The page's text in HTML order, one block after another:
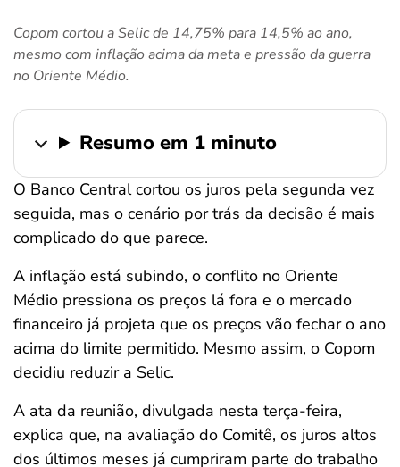
ferramentas
Copom cortou a Selic de 14,75% para 14,5% ao ano,
mesmo com inflação acima da meta e pressão da guerra
no Oriente Médio.
Resumo em 1 minuto
O Banco Central cortou os juros pela segunda vez
seguida, mas o cenário por trás da decisão é mais
complicado do que parece.
A inflação está subindo, o conflito no Oriente
Médio pressiona os preços lá fora e o mercado
financeiro já projeta que os preços vão fechar o ano
acima do limite permitido. Mesmo assim, o Copom
decidiu reduzir a Selic.
A ata da reunião, divulgada nesta terça-feira,
explica que, na avaliação do Comitê, os juros altos
dos últimos meses já cumpriram parte do trabalho